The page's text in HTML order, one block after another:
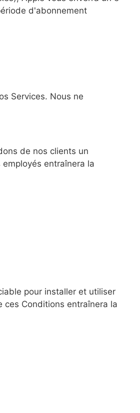
d'abonnement
Services. Nous ne
de nos clients un
entraînera la
pour installer et utiliser
ces Conditions entraînera la